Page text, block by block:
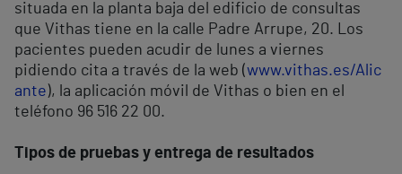
situada en la planta baja del edificio de consultas
que Vithas tiene en la calle Padre Arrupe, 20. Los
pacientes pueden acudir de lunes a viernes
pidiendo cita a través de la web (www.vithas.es/Alic
ante), la aplicación móvil de Vithas o bien en el
teléfono 96 516 22 00.
Tipos de pruebas y entrega de resultados